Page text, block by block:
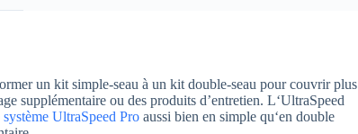
un kit simple-seau à un kit double-seau pour couvrir plus
supplémentaire ou des produits d’entretien. L‘UltraSpeed
système UltraSpeed Pro aussi bien en simple qu‘en double